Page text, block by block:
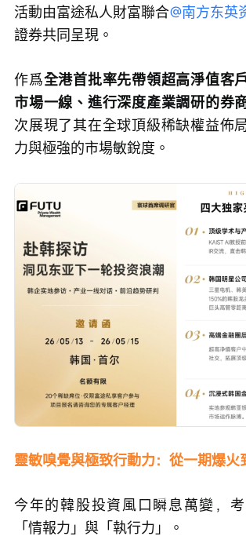
活動由富途私人財富聯合@南方东英
證券共同呈現。
作爲全港首批率先帶領超高淨值客
市場一線、進行深度產業調研的券
次展現了其在全球頂級稀缺權益佈
力與極強的市場敏銳度。
靈敏嗅覺與極致行動力：從一期爆火
今年的韓股投資風口瞬息萬變，
「情報力」與「執行力」。